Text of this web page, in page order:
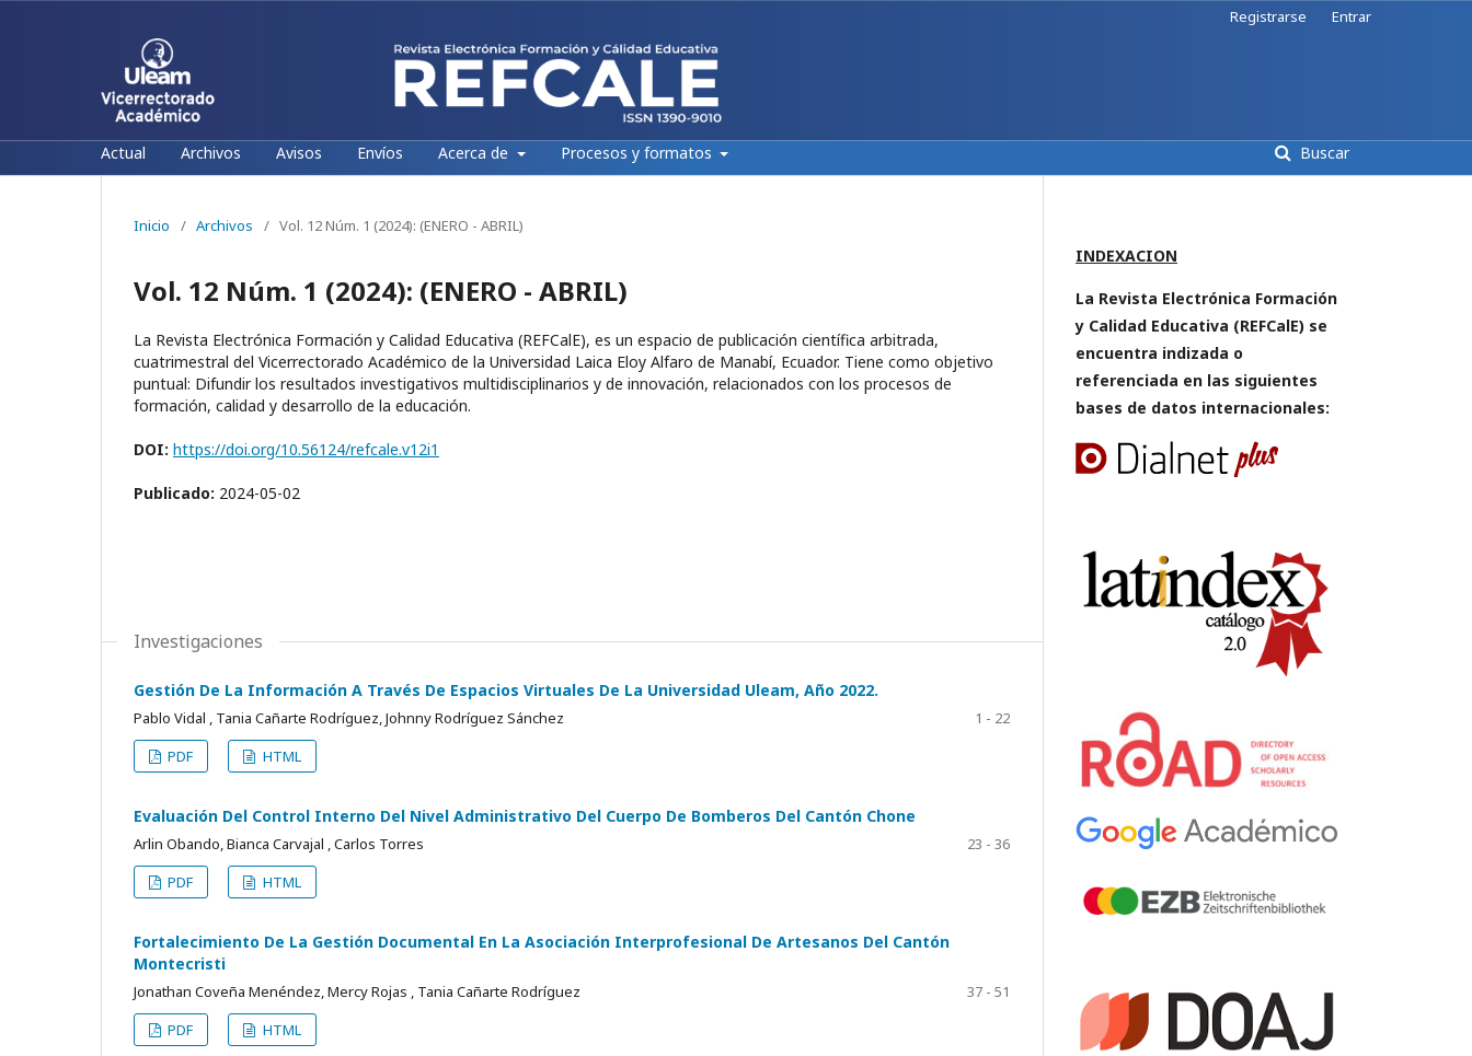
Actual Archivos Avisos Envíos Acerca de Procesos y formatos Buscar
Registrarse Entrar
Inicio / Archivos / Vol. 12 Núm. 1 (2024): (ENERO - ABRIL)
Vol. 12 Núm. 1 (2024): (ENERO - ABRIL)
La Revista Electrónica Formación y Calidad Educativa (REFCalE), es un espacio de publicación científica arbitrada,
cuatrimestral del Vicerrectorado Académico de la Universidad Laica Eloy Alfaro de Manabí, Ecuador. Tiene como objetivo
puntual: Difundir los resultados investigativos multidisciplinarios y de innovación, relacionados con los procesos de
formación, calidad y desarrollo de la educación.
DOI: https://doi.org/10.56124/refcale.v12i1
Publicado: 2024-05-02
Investigaciones
Gestión De La Información A Través De Espacios Virtuales De La Universidad Uleam, Año 2022.
Pablo Vidal , Tania Cañarte Rodríguez, Johnny Rodríguez Sánchez
1 - 22
PDF
HTML
Evaluación Del Control Interno Del Nivel Administrativo Del Cuerpo De Bomberos Del Cantón Chone
Arlin Obando, Bianca Carvajal , Carlos Torres
23 - 36
PDF
HTML
Fortalecimiento De La Gestión Documental En La Asociación Interprofesional De Artesanos Del Cantón
Montecristi
Jonathan Coveña Menéndez, Mercy Rojas , Tania Cañarte Rodríguez
37 - 51
PDF
HTML
INDEXACION
La Revista Electrónica Formación
y Calidad Educativa (REFCalE) se
encuentra indizada o
referenciada en las siguientes
bases de datos internacionales: